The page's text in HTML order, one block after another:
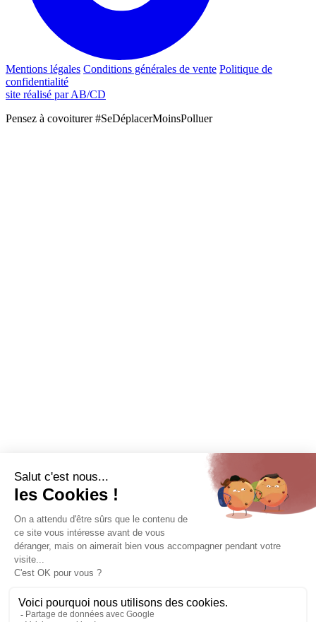
Mentions légales Conditions générales de vente Politique de
confidentialité
site réalisé par AB/CD
Pensez à covoiturer #SeDéplacerMoinsPolluer